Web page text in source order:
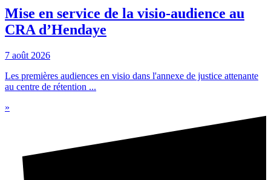
Mise en service de la visio-audience au
CRA d’Hendaye
7 août 2026
Les premières audiences en visio dans l'annexe de justice attenante
au centre de rétention ...
»